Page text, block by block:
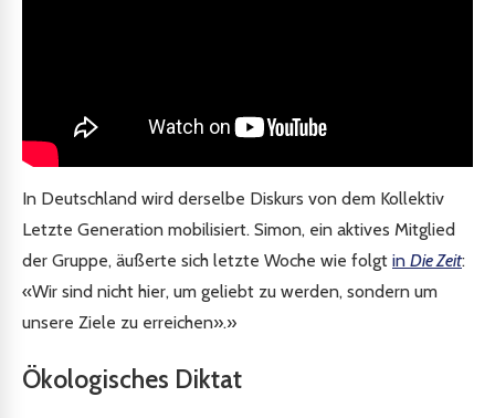
In Deutschland wird derselbe Diskurs von dem Kollektiv
Letzte Generation mobilisiert. Simon, ein aktives Mitglied
der Gruppe, äußerte sich letzte Woche wie folgt in Die Zeit:
«Wir sind nicht hier, um geliebt zu werden, sondern um
unsere Ziele zu erreichen».»
Ökologisches Diktat